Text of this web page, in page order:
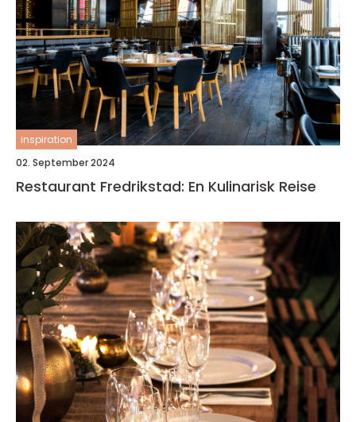
inspiration
02. September 2024
Restaurant Fredrikstad: En Kulinarisk Reise